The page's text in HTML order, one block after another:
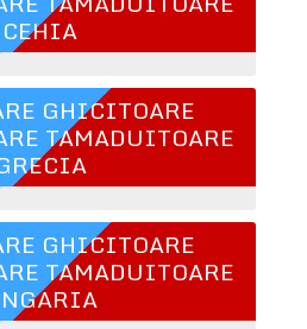
CEHIA
GHICITOARE
TAMADUITOARE
GHICITOARE
TAMADUITOARE